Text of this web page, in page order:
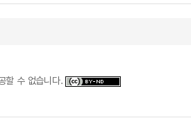
할 수 없습니다.